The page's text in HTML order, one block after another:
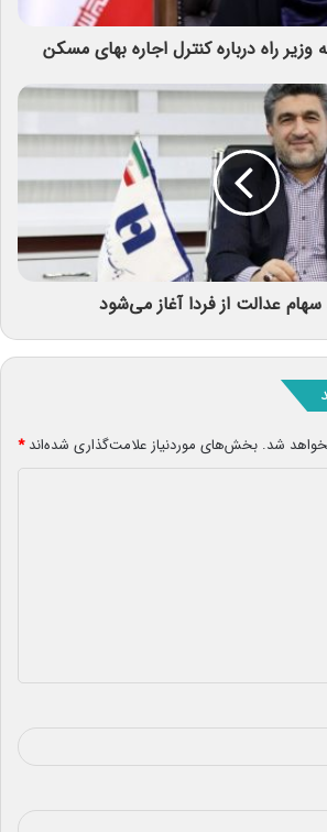
سهام عدالت از فردا آغاز می‌شود
شد. بخش‌های موردنیاز علامت‌گذاری شده‌اند*